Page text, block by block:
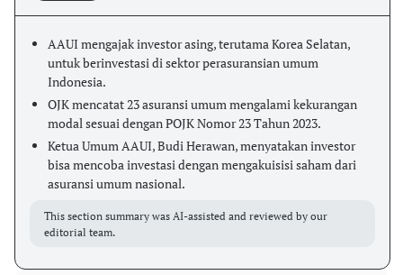
AAUI mengajak investor asing, terutama Korea Selatan,
untuk berinvestasi di sektor perasuransian umum
Indonesia.
OJK mencatat 23 asuransi umum mengalami kekurangan
modal sesuai dengan POJK Nomor 23 Tahun 2023.
Ketua Umum AAUI, Budi Herawan, menyatakan investor
bisa mencoba investasi dengan mengakuisisi saham dari
asuransi umum nasional.
This section summary was AI-assisted and reviewed by our
editorial team.